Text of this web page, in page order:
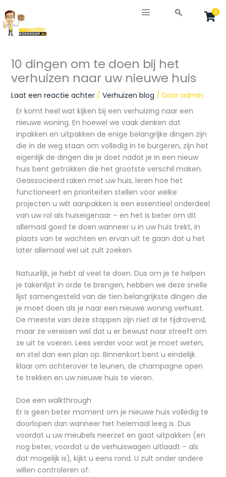
naar
de
0
10 dingen om te doen bij het
verhuizen naar uw nieuwe huis
Laat een reactie achter / Verhuizen blog / Door admin
Er komt heel wat kijken bij een verhuizing naar een
nieuwe woning. En hoewel we vaak denken dat
inpakken en uitpakken de enige belangrijke dingen zijn
die in de weg staan om volledig in te burgeren, zijn het
eigenlijk de dingen die je doet nadat je in een nieuw
huis bent getrokken die het grootste verschil maken.
Geassocieerd raken met uw huis, leren hoe het
functioneert en prioriteiten stellen voor welke
projecten u wilt aanpakken is een essentieel onderdeel
van uw rol als huiseigenaar – en het is beter om dit
allemaal goed te doen wanneer u in uw huis trekt, in
plaats van te wachten en ervan uit te gaan dat u het
later allemaal wel uit zult zoeken.
Natuurlijk, je hebt al veel te doen. Dus om je te helpen
je takenlijst in orde te brengen, hebben we deze snelle
lijst samengesteld van de tien belangrijkste dingen die
je moet doen als je naar een nieuwe woning verhuist.
De meeste van deze stappen zijn niet al te tijdrovend,
maar ze vereisen wel dat u er bewust naar streeft om
ze uit te voeren. Lees verder voor wat je moet weten,
en stel dan een plan op. Binnenkort bent u eindelijk
klaar om achterover te leunen, de champagne open
te trekken en uw nieuwe huis te vieren.
Doe een walkthrough
Er is geen beter moment om je nieuwe huis volledig te
doorlopen dan wanneer het helemaal leeg is. Dus
voordat u uw meubels neerzet en gaat uitpakken (en
nog beter, voordat u de verhuiswagen uitlaadt – als
dat mogelijk is), kijkt u eens rond. U zult onder andere
willen controleren of: